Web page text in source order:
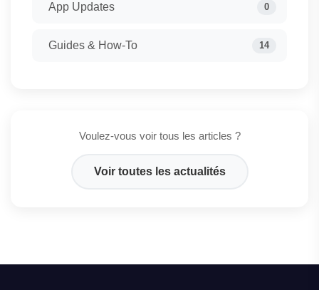
App Updates 0
Guides & How-To 14
Voulez-vous voir tous les articles ?
Voir toutes les actualités